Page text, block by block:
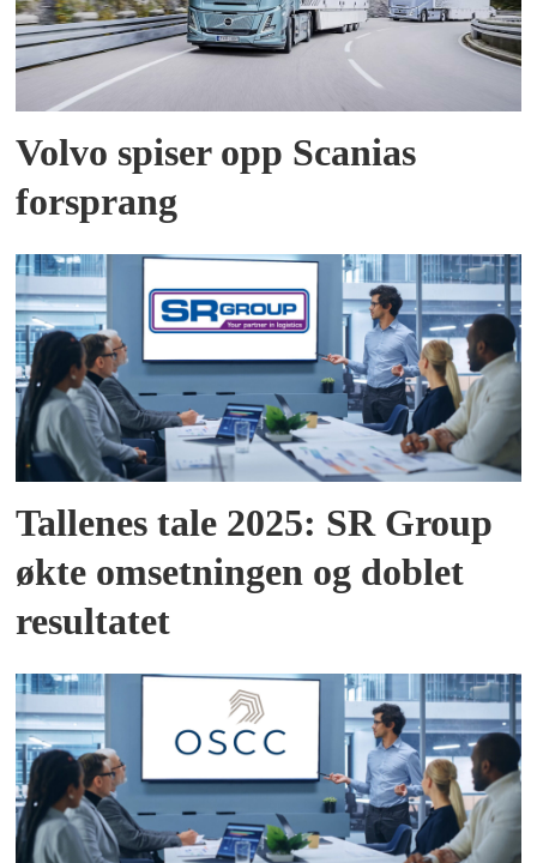
Volvo spiser opp Scanias
forsprang
Tallenes tale 2025: SR Group
økte omsetningen og doblet
resultatet